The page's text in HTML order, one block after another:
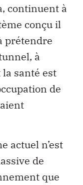
continuent à
conçu il
prétendre
à
santé est
de
actuel n’est
de
que